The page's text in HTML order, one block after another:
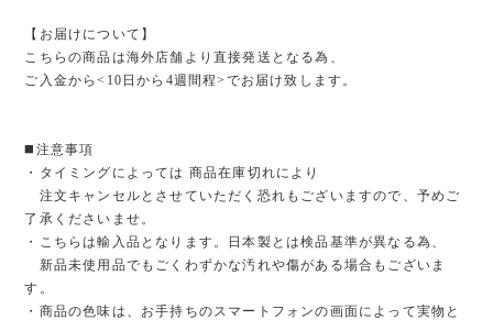
【お届けについて】
こちらの商品は海外店舗より直接発送となる為、
ご入金から<10日から4週間程>でお届け致します。
◼️注意事項
・タイミングによっては 商品在庫切れにより
注文キャンセルとさせていただく恐れもございますので、予めご
了承くださいませ。
・こちらは輸入品となります。日本製とは検品基準が異なる為、
新品未使用品でもごくわずかな汚れや傷がある場合もございま
す。
・商品の色味は、お手持ちのスマートフォンの画面によって実物と